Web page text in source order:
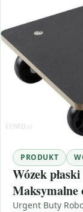
PRODUKT
Wózek
Maksymalne
Urgent Buty